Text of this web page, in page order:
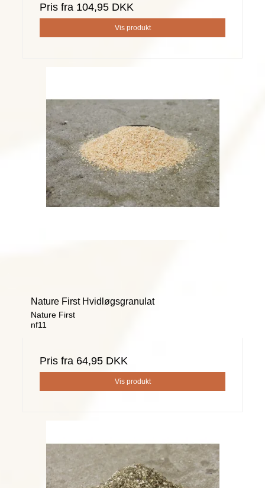
Pris fra 104,95 DKK
Vis produkt
Nature First Hvidløgsgranulat
Nature First
nf11
Pris fra 64,95 DKK
Vis produkt